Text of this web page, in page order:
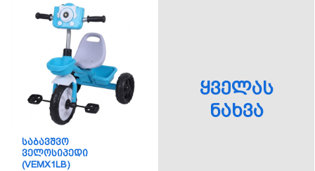
ᲡᲐᲑᲐᲕᲨᲕᲝ
ᲕᲔᲚᲝᲡᲘᲞᲔᲓᲘ
(VEMX1LB)
ᲧᲕᲔᲚᲐᲡ
ᲜᲐᲮᲕᲐ